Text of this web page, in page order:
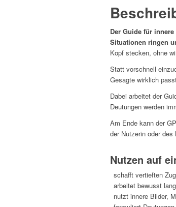
Der Guide für
Situationen ringen
Kopf stecken, ohne
Statt vorschnell
Gesagte wirklich
Dabei arbeitet der
Deutungen werden
Am Ende kann der
der Nutzerin oder
Nutzen auf
schafft vertieften
arbeitet bewusst
nutzt innere Bilder,